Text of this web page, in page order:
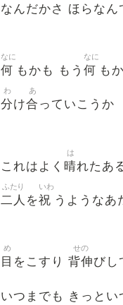
なんだかさ ほらなん
何
なに
もかも もう 何
なに
も
分
わ
け合
あ
っていこうか
これはよく 晴
は
れたあ
二人
ふたり
を祝
いわ
うようなあ
目
め
をこすり 背伸
せの
びし
いつまでも きっとい